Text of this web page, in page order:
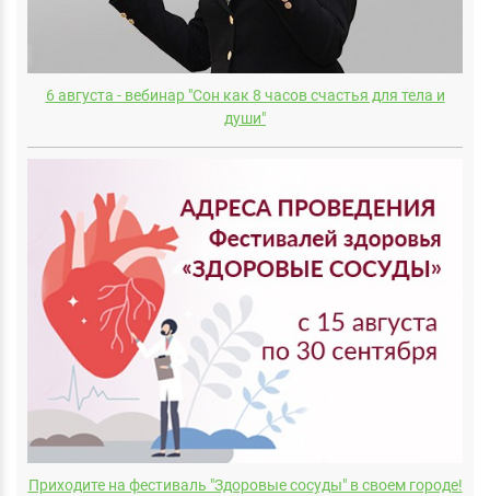
6 августа - вебинар "Сон как 8 часов счастья для тела и
души"
Приходите на фестиваль "Здоровые сосуды" в своем городе!